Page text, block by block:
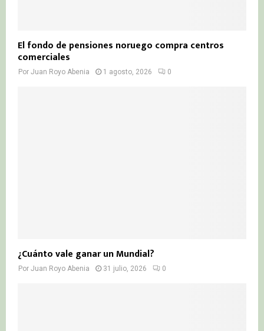
El fondo de pensiones noruego compra centros
comerciales
Por Juan Royo Abenia 1 agosto, 2026 0
¿Cuánto vale ganar un Mundial?
Por Juan Royo Abenia 31 julio, 2026 0